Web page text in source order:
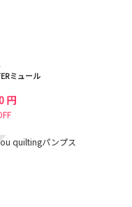
ミュール
円